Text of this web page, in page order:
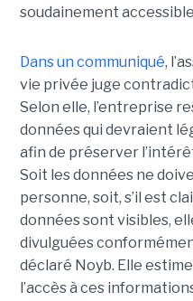
soudainement
Dans un communiqué,
vie privée juge
Selon elle, l’entreprise
données qui devraient
afin de préserver
Soit les données ne
personne, soit, s’il est
données sont visibles,
divulguées
déclaré Noyb. Elle
l’accès à ces